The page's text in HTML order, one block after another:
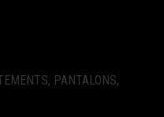
PANTALONS,